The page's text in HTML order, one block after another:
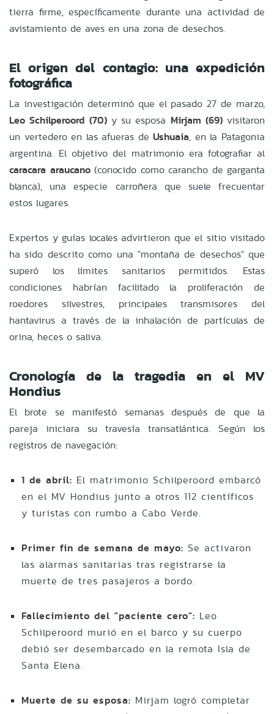
tierra firme, específicamente durante una actividad de
avistamiento de aves en una zona de desechos.
El origen del contagio: una expedición
fotográfica
La investigación determinó que el pasado 27 de marzo,
Leo Schilperoord (70)y su esposa Mirjam (69)visitaron
un vertedero en las afueras deUshuaia, en la Patagonia
argentina. El objetivo del matrimonio era fotografiar al
caracara araucano(conocido como carancho de garganta
blanca), una especie carroñera que suele frecuentar
estos lugares.
Expertos y guías locales advirtieron que el sitio visitado
ha sido descrito como una "montaña de desechos" que
superó los límites sanitarios permitidos. Estas
condiciones habrían facilitado la proliferación de
roedores silvestres, principales transmisores del
hantavirus a través de la inhalación de partículas de
orina, heces o saliva.
Cronología de la tragedia en el MV
Hondius
El brote se manifestó semanas después de que la
pareja iniciara su travesía transatlántica. Según los
registros de navegación:
1 de abril: El matrimonio Schilperoord embarcó
en el MV Hondius junto a otros 112 científicos
y turistas con rumbo a Cabo Verde.
Primer fin de semana de mayo: Se activaron
las alarmas sanitarias tras registrarse la
muerte de tres pasajeros a bordo.
Fallecimiento del "paciente cero": Leo
Schilperoord murió en el barco y su cuerpo
debió ser desembarcado en la remota Isla de
Santa Elena.
Muerte de su esposa: Mirjam logró completar